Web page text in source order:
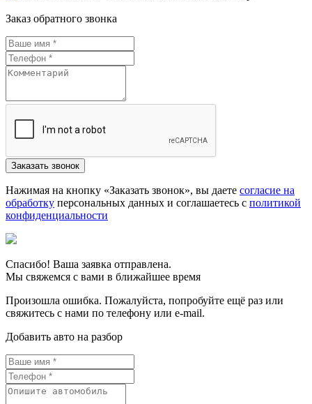
Заказ обратного звонка
Нажимая на кнопку «Заказать звонок», вы даете согласие на
обработку персональных данных и соглашаетесь c политикой
конфиденциальности
Спасибо! Ваша заявка отправлена.
Мы свяжемся с вами в ближайшее время
Произошла ошибка. Пожалуйста, попробуйте ещё раз или
свяжитесь с нами по телефону или e-mail.
Добавить авто на разбор